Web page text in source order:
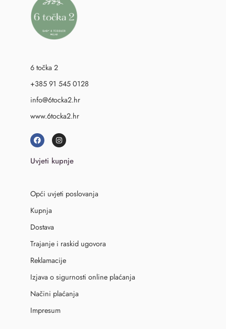
6 točka 2
+385 91 545 0128
info@6tocka2.hr
www.6tocka2.hr
Uvjeti kupnje
Opći uvjeti poslovanja
Kupnja
Dostava
Trajanje i raskid ugovora
Reklamacije
Izjava o sigurnosti online plaćanja
Načini plaćanja
Impresum